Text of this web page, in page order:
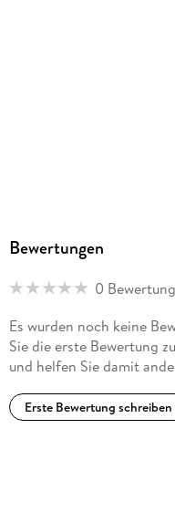
Bewertungen
0
Es wurden noch keine
Sie die erste Bewertung
und helfen Sie damit
Erste Bewertung schreiben